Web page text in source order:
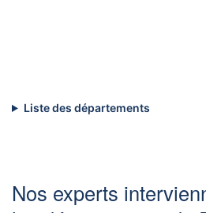
Liste des départements
Nos experts